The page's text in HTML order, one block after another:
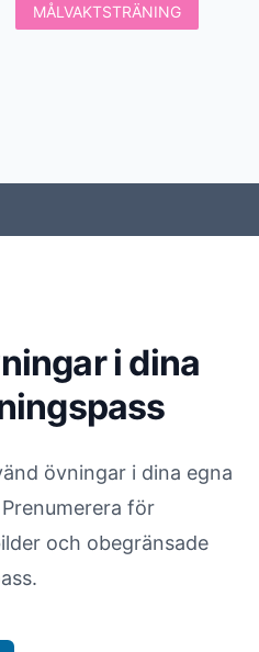
MÅLVAKTSTRÄNING
i dina
övningar i dina egna
för
och obegränsade